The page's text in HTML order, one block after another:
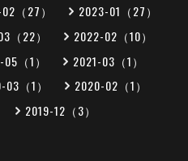
（27）
2023-01（27）
（22）
2022-02（10）
（1）
2021-03（1）
（1）
2020-02（1）
2019-12（3）